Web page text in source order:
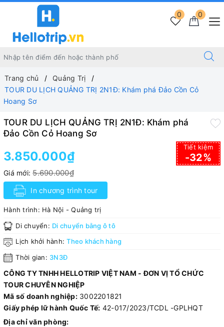
0
0
Trang chủ
Quảng Trị
TOUR DU LỊCH QUẢNG TRỊ 2N1Đ: Khám phá Đảo Cồn Cỏ
Hoang Sơ
TOUR DU LỊCH QUẢNG TRỊ 2N1Đ: Khám phá
Đảo Cồn Cỏ Hoang Sơ
3.850.000₫
Giá mới:5.690.000₫
Tiết kiệm
-32%
In chương trình tour
Hành trình: Hà Nội - Quảng trị
Di chuyển: Di chuyển bằng ô tô
Lịch khởi hành:Theo khách hàng
Thời gian: 3N3Đ
CÔNG TY TNHH HELLOTRIP VIỆT NAM - ĐƠN VỊ TỔ CHỨC
TOUR CHUYÊN NGHIỆP
Mã số doanh nghiệp:3002201821
Giấy phép lữ hành Quốc Tế: 42-017/2023/TCDL -GPLHQT
Địa chỉ văn phòng: